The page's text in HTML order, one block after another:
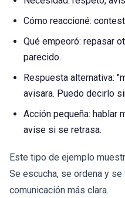
Cómo reaccioné:
Qué empeoró: repasar
parecido.
Respuesta alternativa:
avisara. Puedo decirlo
Acción pequeña: hablar
avise si se retrasa.
Este tipo de ejemplo
Se escucha, se ordena y
comunicación más clara.